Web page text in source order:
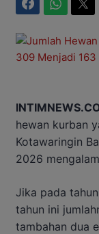
hewan kurban
Kotawaringin
2026
Jika pada
tahun ini
tambahan dua